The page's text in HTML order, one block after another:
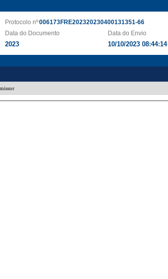
Protocolo nº006173FRE202320230400131351-66
Data do Documento
2023
Data do Envio
10/10/2023 08:44:14